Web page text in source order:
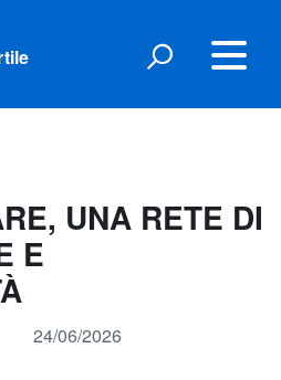
UNA RETE DI
E
24/06/2026